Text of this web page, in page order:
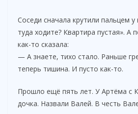
Соседи сначала крутили пальцем у
туда ходите? Квартира пустая». А
как-то сказала:
— А знаете, тихо стало. Раньше
теперь тишина. И пусто как-то.
Прошло ещё пять лет. У Артёма с
дочка. Назвали Валей. В честь